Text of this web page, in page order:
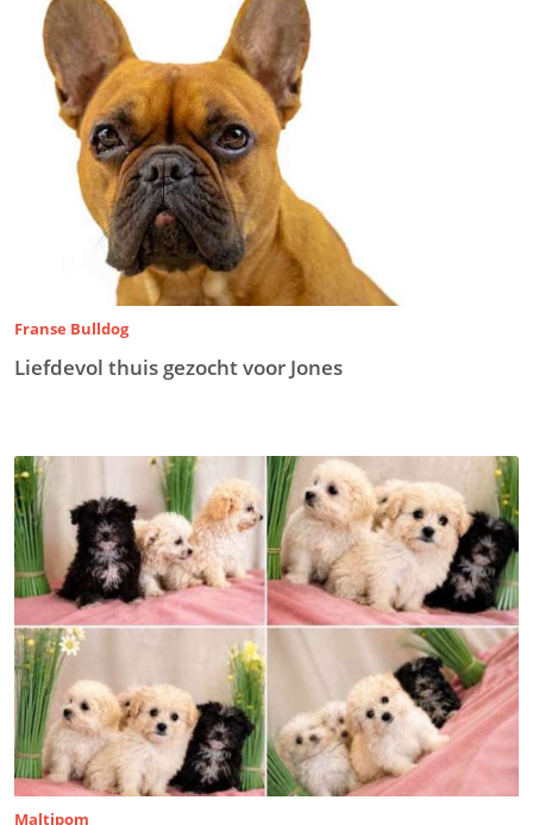
Franse Bulldog
Liefdevol thuis gezocht voor Jones
Maltipom